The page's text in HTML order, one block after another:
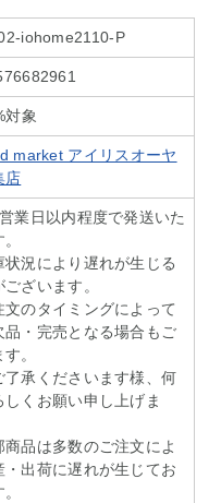
iohome2110-P
象
market アイリスオーヤ
店
業日以内程度で発送いた
況により遅れが生じる
ざいます。
のタイミングによって
品・完売となる場合もご
。
了承くださいます様、何
しくお願い申し上げま
品は多数のご注文によ
・出荷に遅れが生じてお